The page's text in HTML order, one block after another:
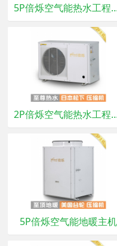
5P倍烁空气
2P倍烁空气
5P倍烁空气能地暖主机